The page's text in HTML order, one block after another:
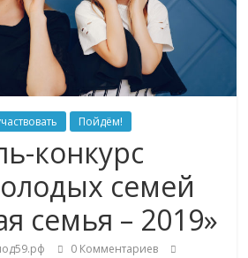
Пойдём!
конкурс
семей
семья – 2019»
0 Комментариев